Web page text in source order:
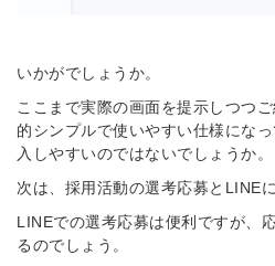
いかがでしょうか。
ここまで実際の画面を提示しつつ
的シンプルで使いやすい仕様にな
入しやすいのではないでしょうか。
次は、採用活動の選考応募とLINE
LINEでの選考応募は便利ですが、
るのでしょう。
許可なく投稿すること
せん
みんなの採